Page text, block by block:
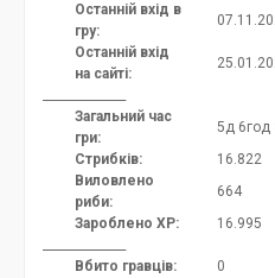
Останній вхід в
гру:
Останній вхід
на сайті:
Загальний час
гри:
5д 6год
Стрибків:
16.822
Виловлено
риби:
664
Зароблено XP:
16.995
Вбито гравців:
0